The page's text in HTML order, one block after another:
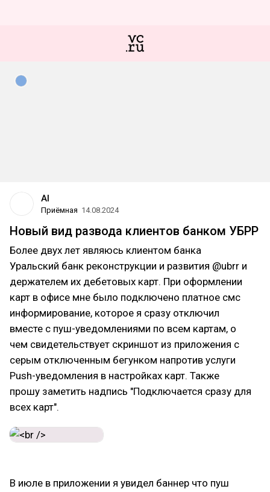
AI
Приёмная 14.08.2024
Новый вид развода клиентов банком УБРР
Более двух лет являюсь клиентом банка
Уральский банк реконструкции и развития @ubrr и
держателем их дебетовых карт. При оформлении
карт в офисе мне было подключено платное смс
информирование, которое я сразу отключил
вместе с пуш-уведомлениями по всем картам, о
чем свидетельствует скриншот из приложения с
серым отключенным бегунком напротив услуги
Push-уведомления в настройках карт. Также
прошу заметить надпись "Подключается сразу для
всех карт".
В июле в приложении я увидел баннер что пуш